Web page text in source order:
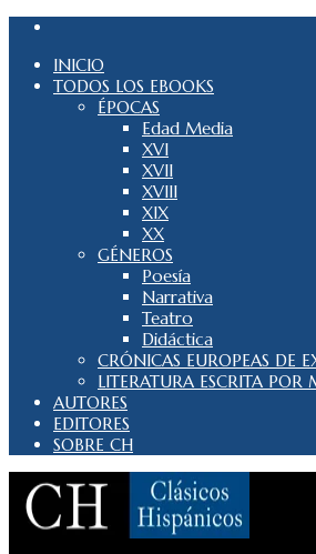
INICIO
TODOS LOS EBOOKS
ÉPOCAS
Edad Media
XVI
XVII
XVIII
XIX
XX
GÉNEROS
Poesía
Narrativa
Teatro
Didáctica
CRÓNICAS EUROPEAS DE
LITERATURA ESCRITA POR
AUTORES
EDITORES
SOBRE CH